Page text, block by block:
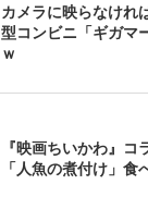
カメラに映らなけ
型コンビニ「ギガマ
ｗ
『映画ちいかわ』
「人魚の煮付け」食